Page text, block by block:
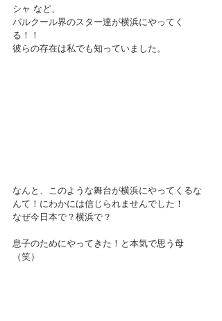
シャ など、
パルクール界のスター達が横浜にやってく
る！！
彼らの存在は私でも知っていました。
なんと、このような舞台が横浜にやってくるな
んて！にわかには信じられませんでした！
なぜ今日本で？横浜で？
息子のためにやってきた！と本気で思う母
（笑）